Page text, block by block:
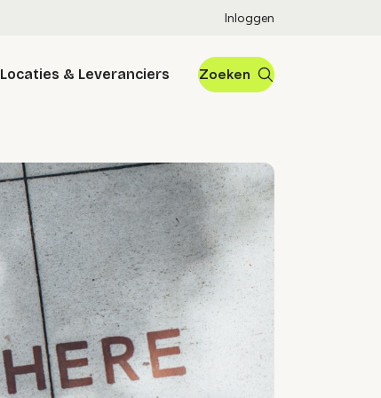
Inloggen
Locaties & Leveranciers Zoeken